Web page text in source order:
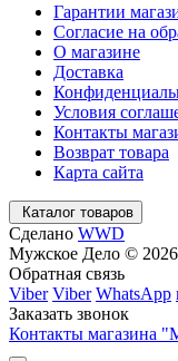
Гарантии
Согласие на
О магазине
Доставка
Условия
Контакты
Возврат товара
Карта сайта
Каталог товаров
Сделано WWD
Мужское Дело © 2026
Обратная связь
Viber Viber WhatsApp
Заказать звонок
Контакты магазина